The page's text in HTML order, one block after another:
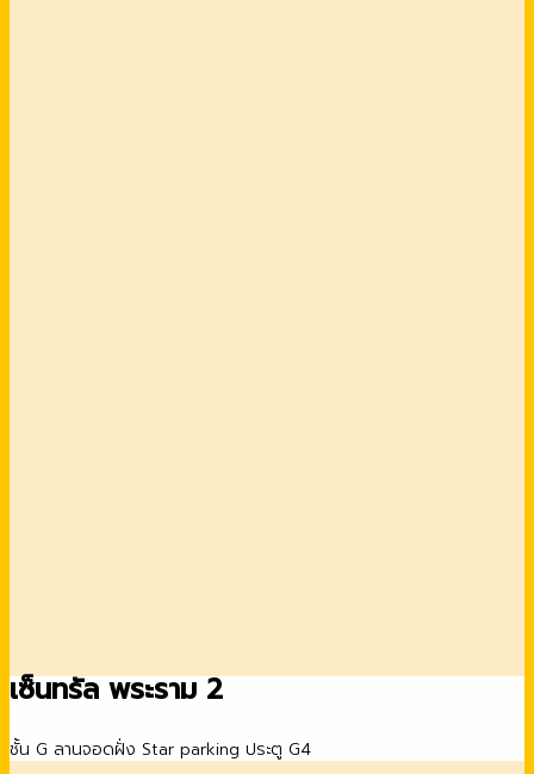
เซ็นทรัล พระราม 2
ชั้น G ลานจอดฝั่ง Star parking ประตู G4